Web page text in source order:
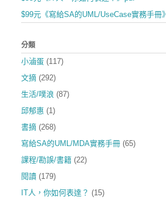
$99元《寫給SA的UML/UseCase實務手冊
分類
小滷蛋 (117)
文摘 (292)
生活/噗浪 (87)
邱郁惠 (1)
書摘 (268)
寫給SA的UML/MDA實務手冊 (65)
課程/勘誤/書籍 (22)
閱讀 (179)
IT人，你如何表達？ (15)